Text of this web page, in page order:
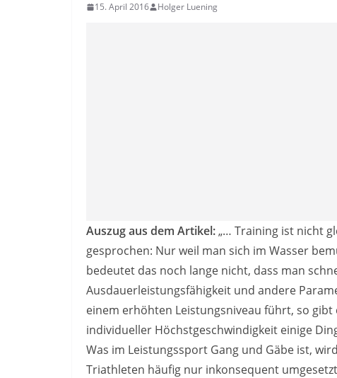
15. April 2016 Holger Luening
Auszug aus dem Artikel:„… Training ist nicht
gesprochen: Nur weil man sich im Wasser
bedeutet das noch lange nicht, dass man
Ausdauerleistungsfähigkeit und andere
einem erhöhten Leistungsniveau führt, so
individueller Höchstgeschwindigkeit einige
Was im Leistungssport Gang und Gäbe ist,
Triathleten häufig nur inkonsequent